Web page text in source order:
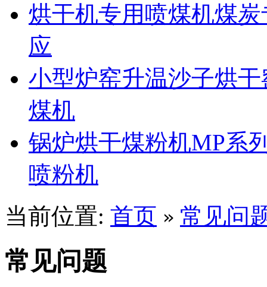
烘干机专用喷煤机煤
应
小型炉窑升温沙子烘
煤机
锅炉烘干煤粉机MP系
喷粉机
当前位置: 首页 » 常见问
常见问题